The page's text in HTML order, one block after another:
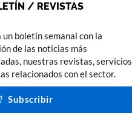
/ REVISTAS
un boletín semanal con la
de las noticias más
nuestras revistas, servicios
relacionados con el sector.
Subscribir